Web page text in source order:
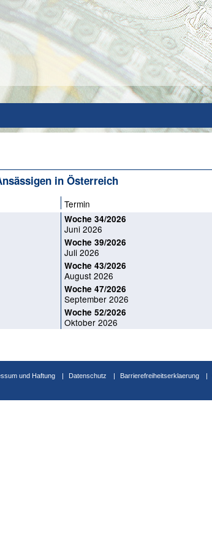
in Österreich
Termin
Woche 34/2026
Juni 2026
Woche 39/2026
Juli 2026
Woche 43/2026
August 2026
Woche 47/2026
September 2026
Woche 52/2026
Oktober 2026
und Haftung Datenschutz Barrierefreiheitserklaerung